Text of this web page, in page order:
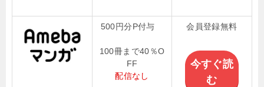
500円分P付与
100冊まで40％O
FF
配信なし
会員登録無料
今すぐ読
む